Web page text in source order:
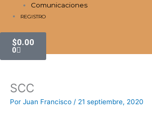
Comunicaciones
REGISTRO
$0.00
0
Carrito
SCC
Por Juan Francisco / 21 septiembre, 2020